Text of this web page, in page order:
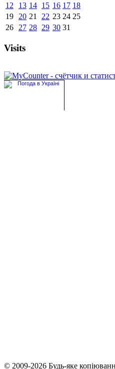
12
13 14 15 16 17 18
19
20 21 22 23 24 25
26
27 28 29 30 31
Visits
© 2009-2026 Будь-яке